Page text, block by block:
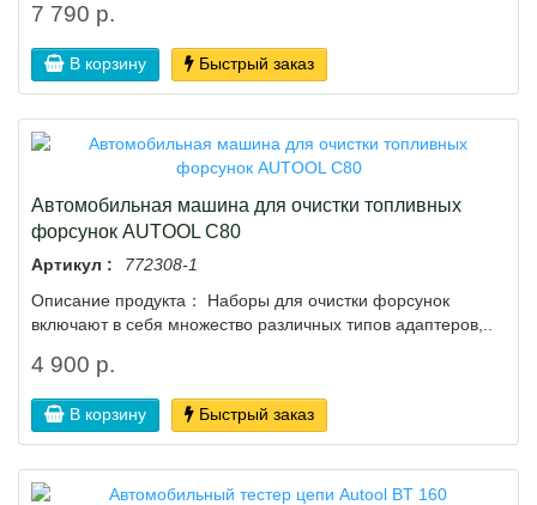
7 790 р.
В корзину Быстрый заказ
Автомобильная машина для очистки топливных
форсунок AUTOOL C80
Артикул :
772308-1
Описание продукта： Наборы для очистки форсунок
включают в себя множество различных типов адаптеров,..
4 900 р.
В корзину Быстрый заказ